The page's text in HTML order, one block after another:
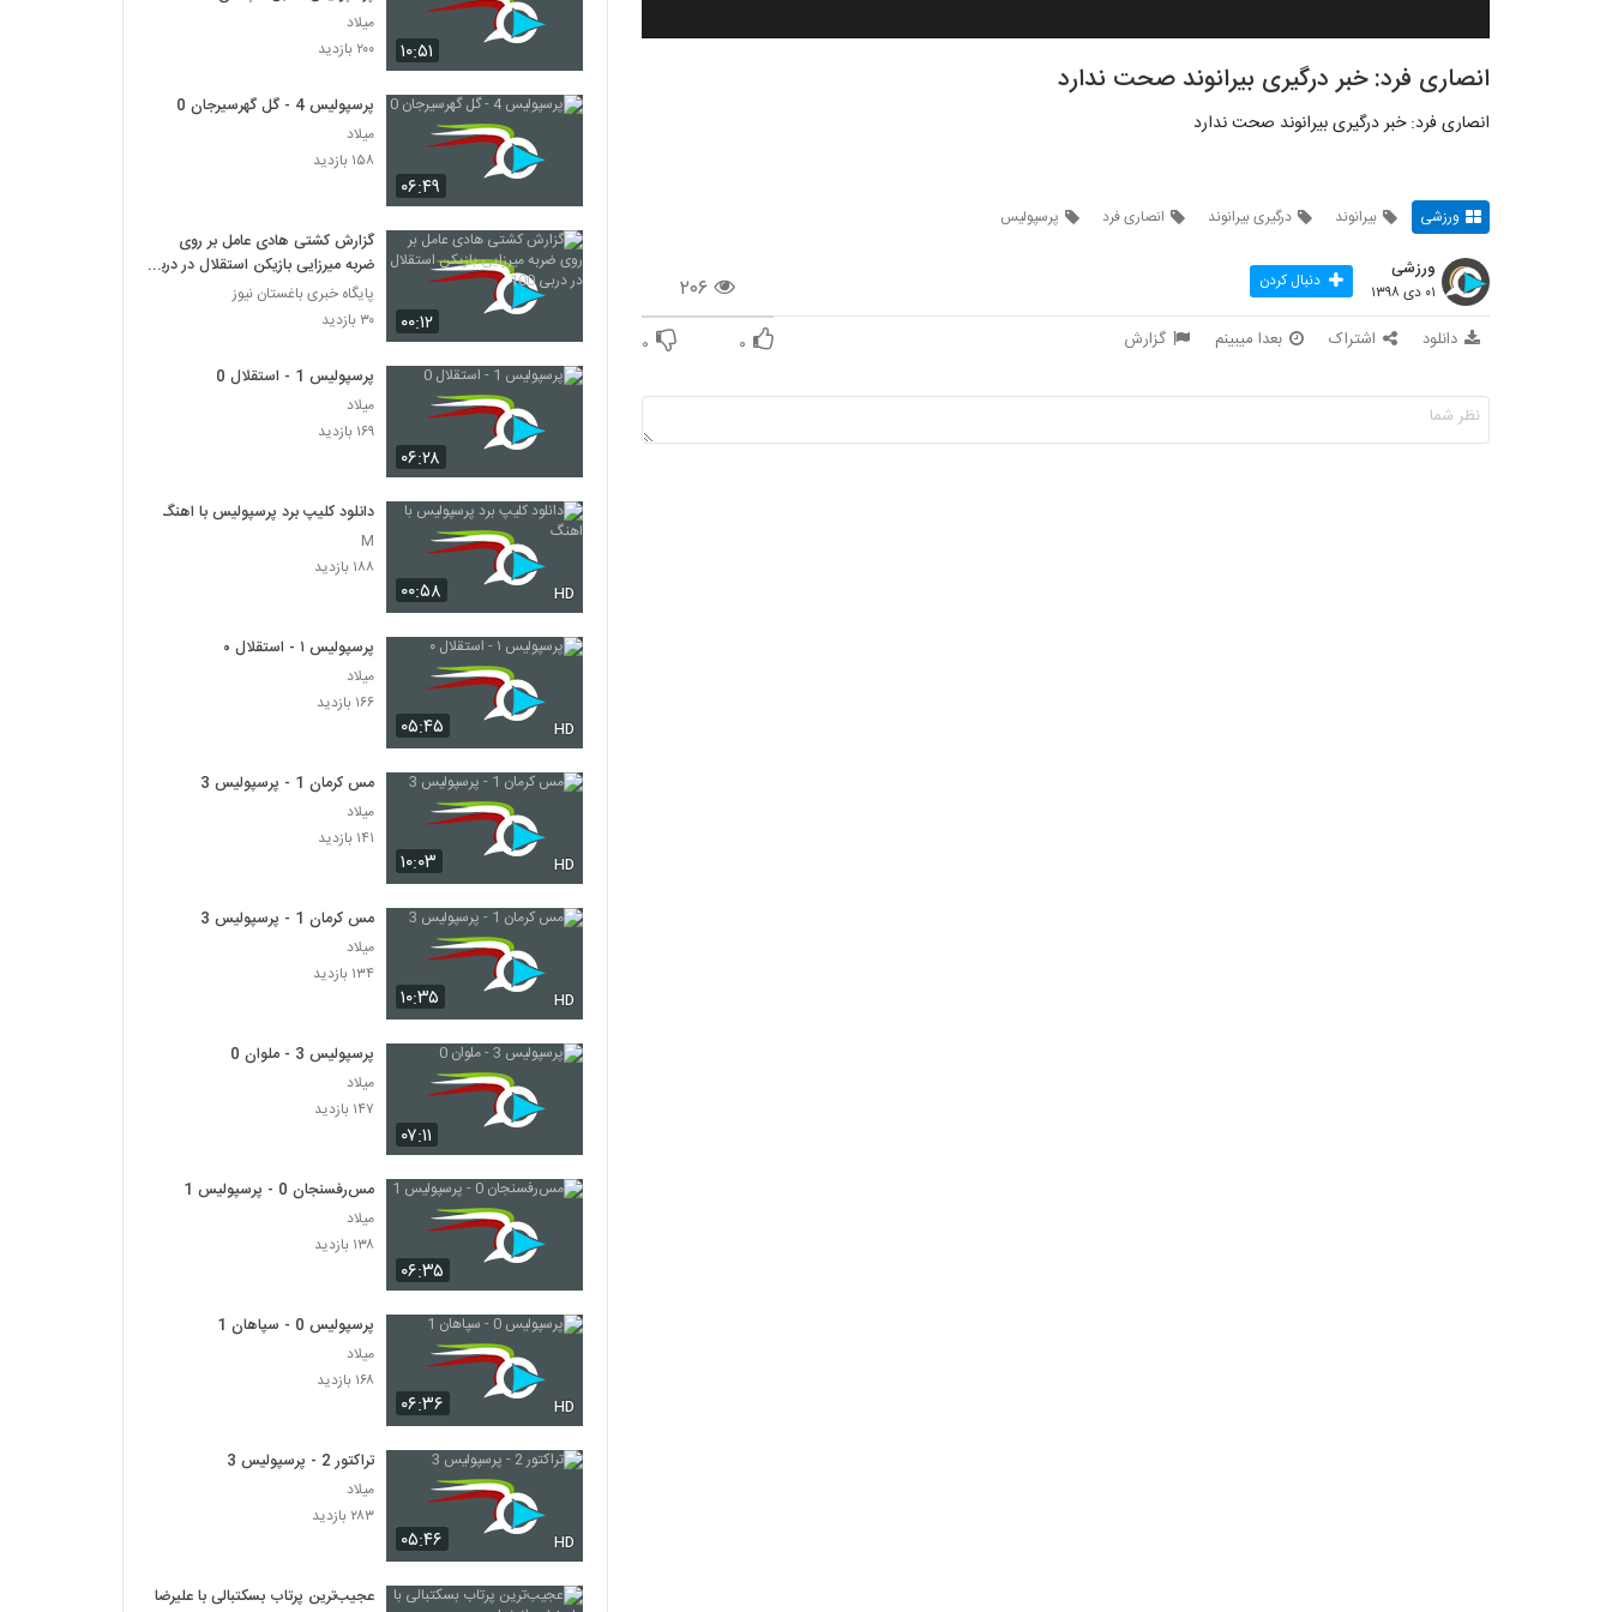
انصاری‌ فرد: خبر درگیری بیرانوند صحت ندارد
انصاری‌ فرد: خبر درگیری بیرانوند صحت ندارد
ورزشی بیرانوند درگیری بیرانوند انصاری فرد پرسپولیس
۲۰۶
ورزشی
۰۱ دی ۱۳۹۸ دنبال کردن
دانلود اشتراک بعدا میبینم گزارش ۰ ۰
۱۰:۵۱
میلاد
۲۰۰ بازدید
۰۶:۴۹
پرسپولیس 4 - گل گهرسیرجان 0
میلاد
۱۵۸ بازدید
۰۰:۱۲
گزارش کشتی هادی عامل بر روی
ضربه میرزایی بازیکن استقلال در دربی
100
پایگاه خبری باغستان نیوز
۳۰ بازدید
۰۶:۲۸
پرسپولیس 1 - استقلال 0
میلاد
۱۶۹ بازدید
۰۰:۵۸ HD
دانلود کلیپ برد پرسپولیس با اهنگ
M
۱۸۸ بازدید
۰۵:۴۵ HD
پرسپولیس ۱ - استقلال ۰
میلاد
۱۶۶ بازدید
۱۰:۰۳ HD
مس کرمان 1 - پرسپولیس 3
میلاد
۱۴۱ بازدید
۱۰:۳۵ HD
مس کرمان 1 - پرسپولیس 3
میلاد
۱۳۴ بازدید
۰۷:۱۱
پرسپولیس 3 - ملوان 0
میلاد
۱۴۷ بازدید
۰۶:۳۵
مس‌رفسنجان 0 - پرسپولیس 1
میلاد
۱۳۸ بازدید
۰۶:۳۶ HD
پرسپولیس 0 - سپاهان 1
میلاد
۱۶۸ بازدید
۰۵:۴۶ HD
تراکتور 2 - پرسپولیس 3
میلاد
۲۸۳ بازدید
عجیب‌ترین پرتاب بسکتبالی با علیرضا